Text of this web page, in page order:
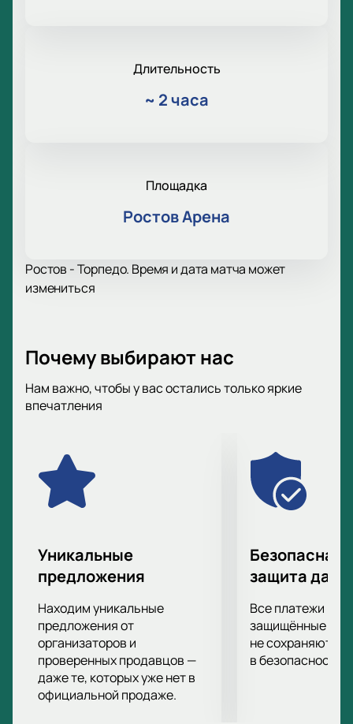
Длительность
~ 2 часа
Площадка
Ростов Арена
Ростов - Торпедо. Время и дата матча может
измениться
Почему выбирают нас
Нам важно, чтобы у вас остались только яркие
впечатления
Уникальные
предложения
Находим уникальные
предложения от
организаторов и
проверенных продавцов —
даже те, которых уже нет в
официальной продаже.
Безопасная
защита
Все платежи
защищённые
не сохраняются
в безопасности.